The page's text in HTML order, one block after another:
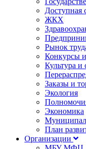
Доступная
ЖКХ
Рынок
Конкурсы
Культура и
Заказы и
Экология
Экономика
План
Организации